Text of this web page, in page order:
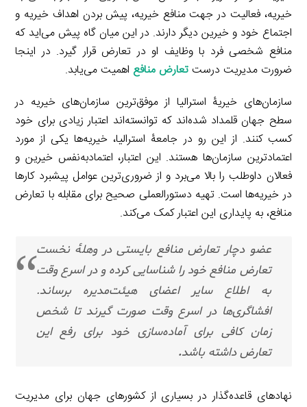
خیریه، فعالیت در جهت منافع خیریه، پیش بردن اهداف خیریه و
اجتماع خود و خیرین دیگر دارند. در این میان گاه پیش می‌اید که
منافع شخصی فرد با وظایف او در تعارض قرار گیرد. در اینجا
ضرورت مدیریت درست تعارض منافع اهمیت می‌یابد.
سازمان‌های خیریۀ استرالیا از موفق‌ترین سازمان‌های خیریه در
سطح جهان قلمداد شده‌اند که توانسته‌اند اعتبار زیادی برای خود
کسب کنند. از این رو در جامعۀ استرالیا، خیریه‌ها یکی از مورد
اعتمادترین سازمان‌ها هستند. این اعتبار، اعتمادبه‌نفس خیرین و
فعالان داوطلب را بالا می‌برد و از ضروری‌ترین عوامل پیشبرد کارها
در خیریه‌ها است. تهیه دستورالعملی صحیح برای مقابله با تعارض
منافع، به پایداری این اعتبار کمک می‌کند.
عضو دچار تعارض منافع بایستی در وهلۀ نخست
تعارض منافع خود را شناسایی کرده و در اسرع وقت
به اطلاع سایر اعضای هیئت‌مدیره برساند.
افشاگری‌ها در اسرع وقت صورت گیرند تا شخص
زمان کافی برای آماده‌سازی خود برای رفع این
تعارض داشته باشد.
نهادهای قاعده‌گذار در بسیاری از کشورهای جهان برای مدیریت